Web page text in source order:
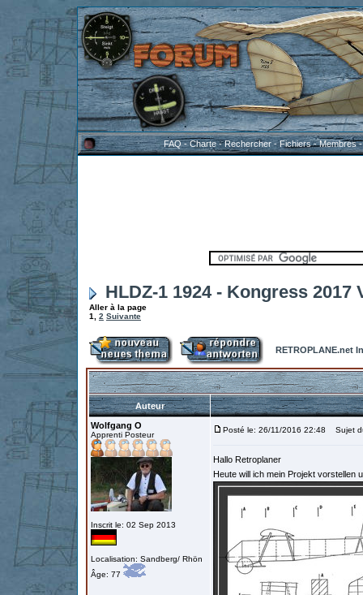
FAQ-Charte-Rechercher-Fichiers-Membres
HLDZ-1 1924 - Kongress 2017
Aller à la page
1
2 Suivante
RETROPLANE.net
Auteur
Wolfgang O
Apprenti Posteur
Inscrit le: 02 Sep 2013
Localisation: Sandberg/ Rhön
Âge: 77
Posté le: 26/11/2016 22:48 Sujet
Hallo Retroplaner
Heute will ich mein Projekt vorstellen